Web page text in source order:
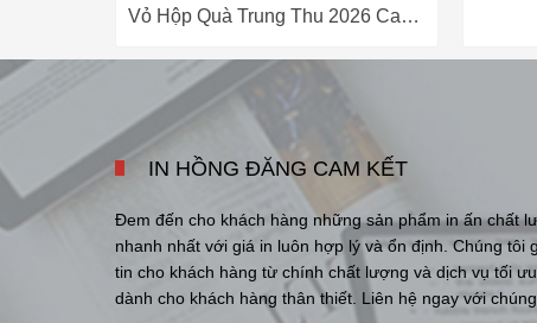
Vỏ Hộp Quà Trung Thu 2026 Cao Cấp – Đa Dạng Mẫu Mã, Giá Tận Xưởng
IN HỒNG ĐĂNG CAM KẾT
Đem đến cho khách hàng những sản phẩm in ấn chất
nhanh nhất với giá in luôn hợp lý và ổn định. Chúng tôi
tin cho khách hàng từ chính chất lượng và dịch vụ tối
dành cho khách hàng thân thiết. Liên hệ ngay với